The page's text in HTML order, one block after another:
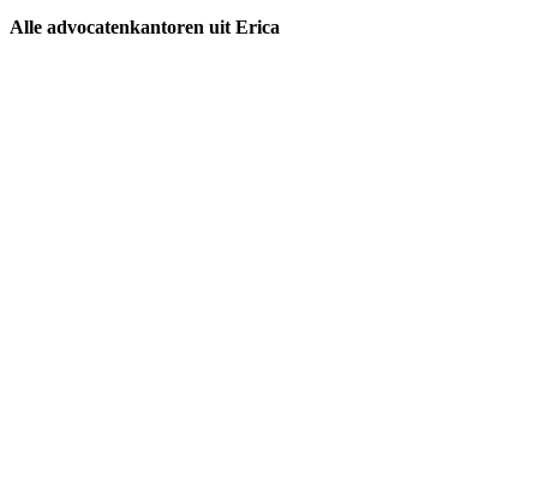
Alle advocatenkantoren uit Erica